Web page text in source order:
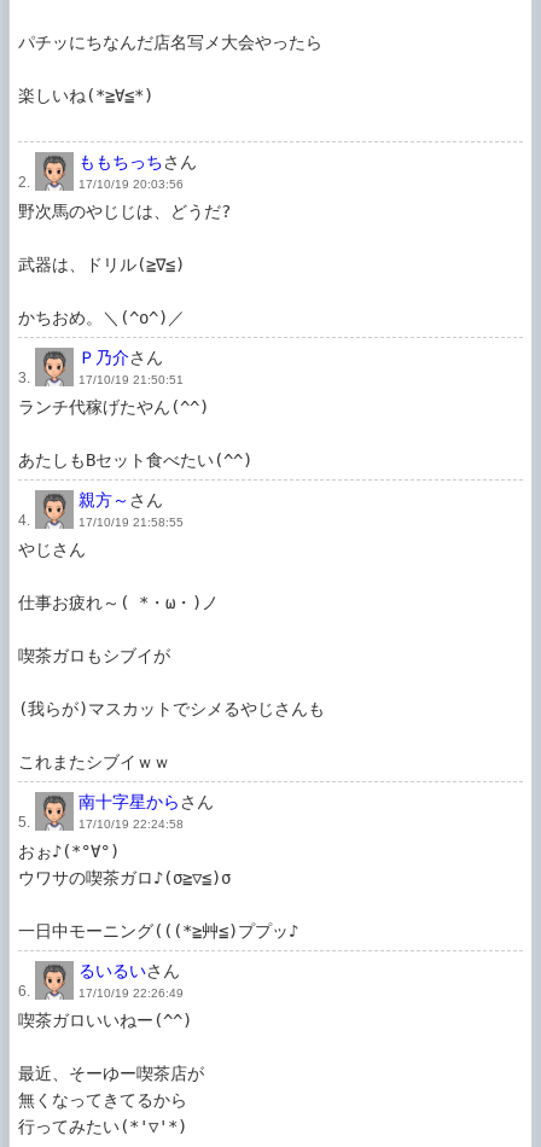
パチッにちなんだ店名写メ大会やったら
楽しいね(*≧∀≦*)
2.
ももちっちさん
17/10/19 20:03:56
野次馬のやじじは、どうだ?
武器は、ドリル(≧∇≦)
かちおめ。＼(^o^)／
3.
Ｐ乃介さん
17/10/19 21:50:51
ランチ代稼げたやん(^^)
あたしもBセット食べたい(^^)
4.
親方～ さん
17/10/19 21:58:55
やじさん
仕事お疲れ～( *・ω・)ノ
喫茶ガロもシブイが
(我らが)マスカットでシメるやじさんも
5.
南十字星からさん
17/10/19 22:24:58
おぉ♪(*°∀°)
ウワサの喫茶ガロ♪(σ≧▽≦)σ
一日中モーニング(((*≧艸≦)ププッ♪
6.
るいるいさん
17/10/19 22:26:49
喫茶ガロいいねー(^^)
最近、そーゆー喫茶店が
無くなってきてるから
行ってみたい(*'▽'*)